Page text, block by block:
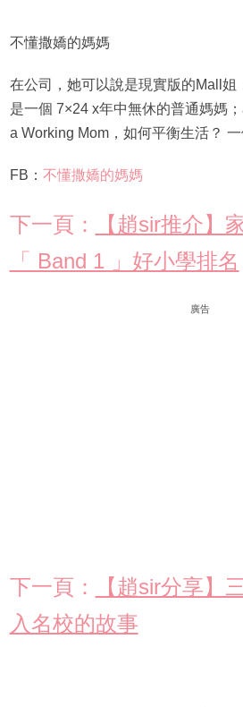
不懂撒嬌的媽媽
在公司，她可以說是現實版的Mall姐
是一個 7×24 x年中無休的普通媽媽
a Working Mom，如何平衡生活？
FB： 不懂撒嬌的媽媽
下一頁：
【趙sir推介】
「 Band 1 」好小學排名
廣告
下一頁：
【趙sir分享】
入名校的故事